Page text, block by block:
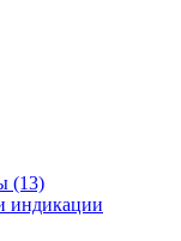
(13)
индикации